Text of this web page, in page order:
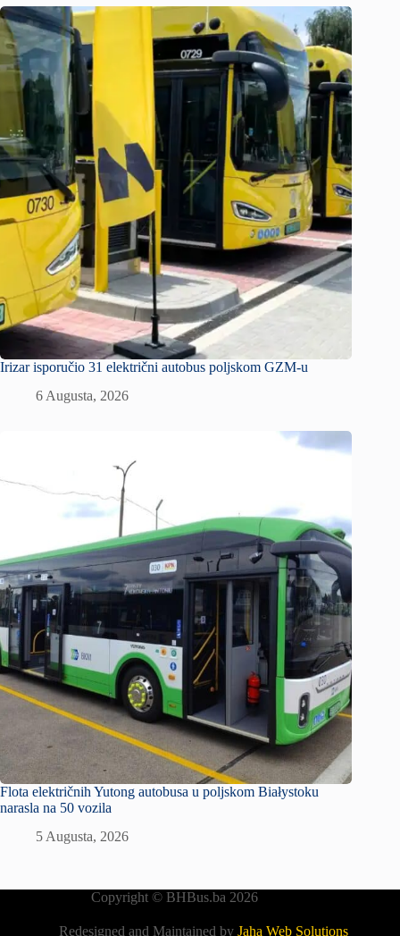
Irizar isporučio 31 električni autobus poljskom GZM-u
6 Augusta, 2026
Flota električnih Yutong autobusa u poljskom Białystoku
narasla na 50 vozila
5 Augusta, 2026
Copyright © BHBus.ba 2026
Redesigned and Maintained byJaha Web Solutions